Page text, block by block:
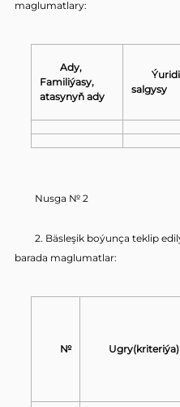
maglumatlary:
Ady,
Familiýasy,
atasynyň ady
salgysy
Nusga № 2
2. Bäsleşik boýunça teklip
barada maglumatlar:
№ Ugry(kriteriýa)